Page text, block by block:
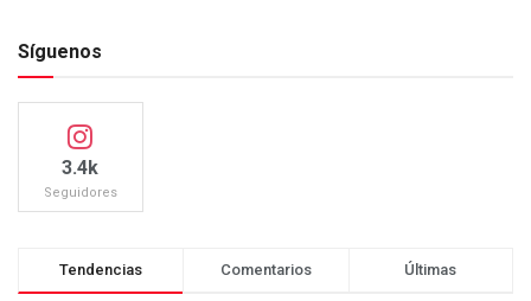
Síguenos
3.4k
Seguidores
Tendencias Comentarios Últimas